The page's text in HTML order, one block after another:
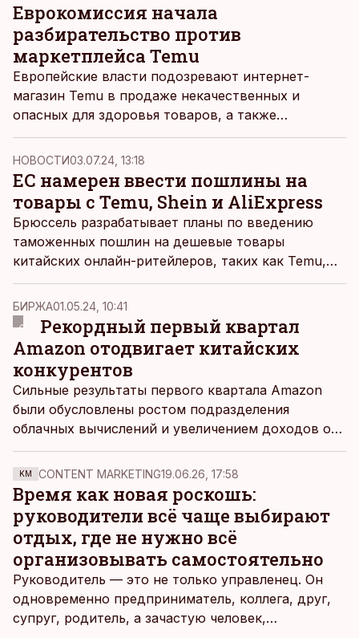
Еврокомиссия начала
разбирательство против
маркетплейса Temu
Европейские власти подозревают интернет-
магазин Temu в продаже некачественных и
опасных для здоровья товаров, а также
несоблюдении требований безопасности личных
данных клиентов. Начато официальное
разбирательство в соответствии с Законом о
цифровых услугах.
НОВОСТИ03.07.24, 13:18
ЕС намерен ввести пошлины на
товары с Temu, Shein и AliExpress
Брюссель разрабатывает планы по введению
таможенных пошлин на дешевые товары
китайских онлайн-ритейлеров, таких как Temu,
Shein и AliExpress. Таким образом ЕС намерен
сдержать наплыв некачественных товаров из
Китая, передает
Financial Times.
БИРЖА01.05.24, 10:41
Рекордный первый квартал
Amazon отодвигает китайских
конкурентов
Сильные результаты первого квартала Amazon
были обусловлены ростом подразделения
облачных вычислений и увеличением доходов от
рекламы в сервисе потокового вещания Prime
Video.
KM CONTENT MARKETING19.06.26, 17:58
Время как новая роскошь:
руководители всё чаще выбирают
отдых, где не нужно всё
организовывать самостоятельно
Руководитель — это не только управленец. Он
одновременно предприниматель, коллега, друг,
супруг, родитель, а зачастую человек,